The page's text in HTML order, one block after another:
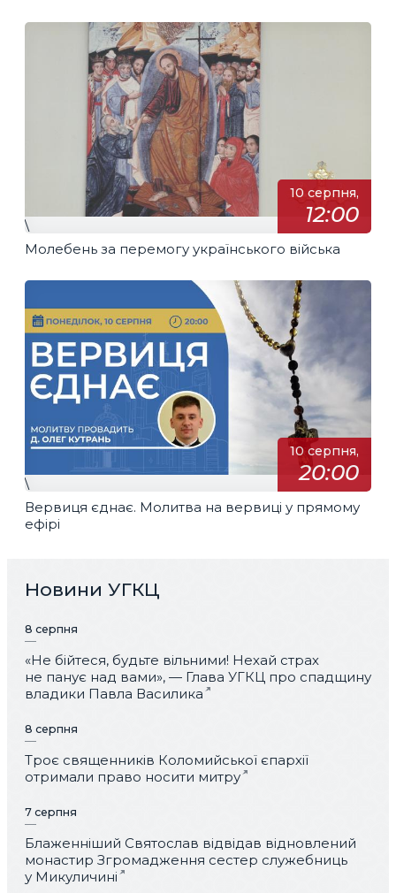
10 серпня,
12:00
\
Молебень за перемогу українського війська
10 серпня,
20:00
\
Вервиця єднає. Молитва на вервиці у прямому
ефірі
Новини УГКЦ
8 серпня
«Не бійтеся, будьте вільними! Нехай страх
не панує над вами», — Глава УГКЦ про спадщину
владики Павла Василика
8 серпня
Троє священників Коломийської єпархії
отримали право носити митру
7 серпня
Блаженніший Святослав відвідав відновлений
монастир Згромадження сестер служебниць
у Микуличині